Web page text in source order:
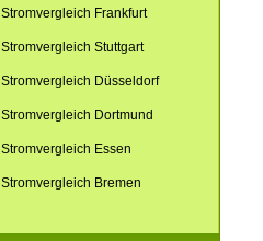
Stromvergleich Frankfurt
Stromvergleich Stuttgart
Stromvergleich Düsseldorf
Stromvergleich Dortmund
Stromvergleich Essen
Stromvergleich Bremen